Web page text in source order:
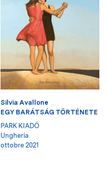
Silvia Avallone
EGY BARÁTSÁG TÖRTÉNETE
PARK KIADÓ
Ungheria
ottobre 2021